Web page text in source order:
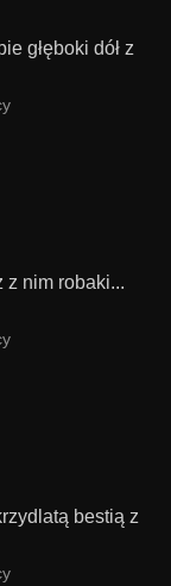
głęboki dół z
z nim robaki...
bestią z